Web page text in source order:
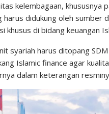
kelembagaan, khususnya
harus didukung oleh sumber
khusus di bidang keuangan
syariah harus ditopang
Islamic finance agar
dalam keterangan